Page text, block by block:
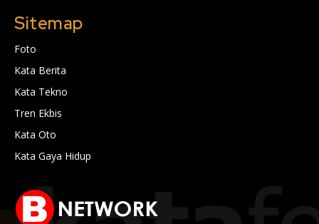
Sitemap
Foto
Kata Berita
Kata Tekno
Tren Ekbis
Kata Oto
Kata Gaya Hidup